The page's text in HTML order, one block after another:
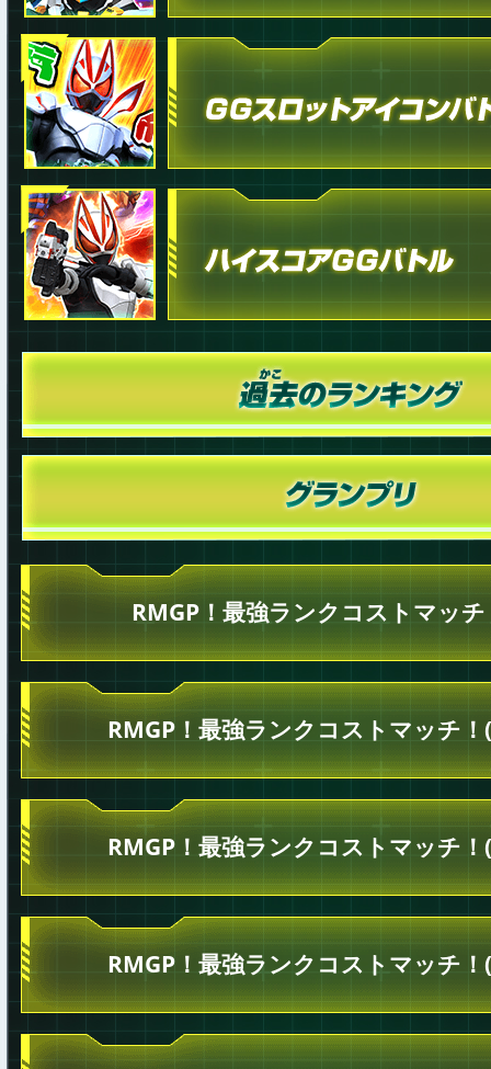
RMGP！最強ランクコストマッ
RMGP！最強ランクコストマッチ
RMGP！最強ランクコストマッチ
RMGP！最強ランクコストマッチ